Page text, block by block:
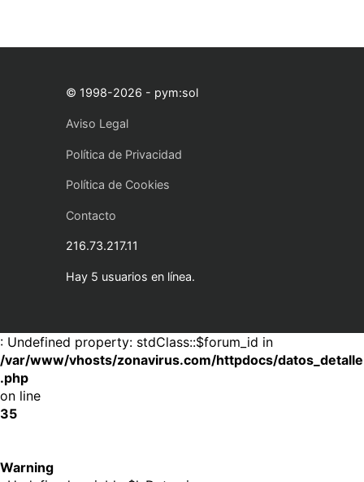
: Undefined property: stdClass::$forum_id in
/var/www/vhosts/zonavirus.com/httpdocs/datos_detalle
.php
on line
35
Warning
© 1998-2026 - pym:sol
Aviso Legal
Política de Privacidad
Política de Cookies
Contacto
216.73.217.11
Hay 5 usuarios en línea.